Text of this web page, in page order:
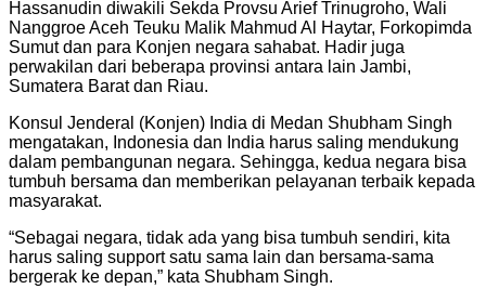
Hassanudin diwakili Sekda Provsu Arief Trinugroho, Wali
Nanggroe Aceh Teuku Malik Mahmud Al Haytar, Forkopimda
Sumut dan para Konjen negara sahabat. Hadir juga
perwakilan dari beberapa provinsi antara lain Jambi,
Sumatera Barat dan Riau.
Konsul Jenderal (Konjen) India di Medan Shubham Singh
mengatakan, Indonesia dan India harus saling mendukung
dalam pembangunan negara. Sehingga, kedua negara bisa
tumbuh bersama dan memberikan pelayanan terbaik kepada
masyarakat.
“Sebagai negara, tidak ada yang bisa tumbuh sendiri, kita
harus saling support satu sama lain dan bersama-sama
bergerak ke depan,” kata Shubham Singh.